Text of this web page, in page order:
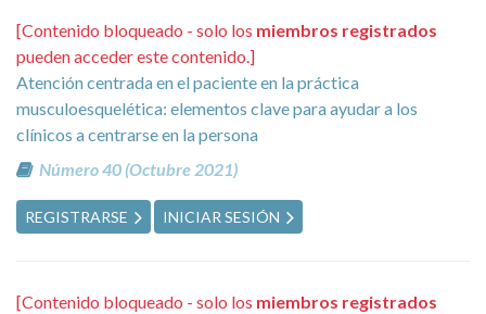
[Contenido bloqueado - solo los miembros registrados
pueden acceder este contenido.]
Atención centrada en el paciente en la práctica
musculoesquelética: elementos clave para ayudar a los
clínicos a centrarse en la persona
Número 40 (Octubre 2021)
REGISTRARSE INICIAR SESIÓN
[Contenido bloqueado - solo los miembros registrados